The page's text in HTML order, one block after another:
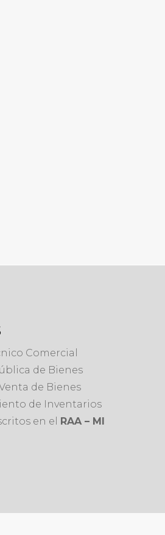
Comercial
de Bienes
de Bienes
de Inventarios
en el RAA – MI